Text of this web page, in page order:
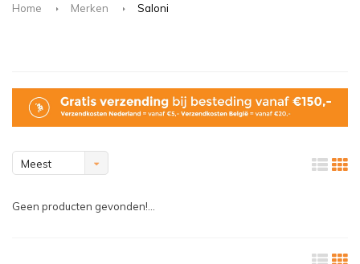
Home Merken Saloni
Meest
Geen producten gevonden!...